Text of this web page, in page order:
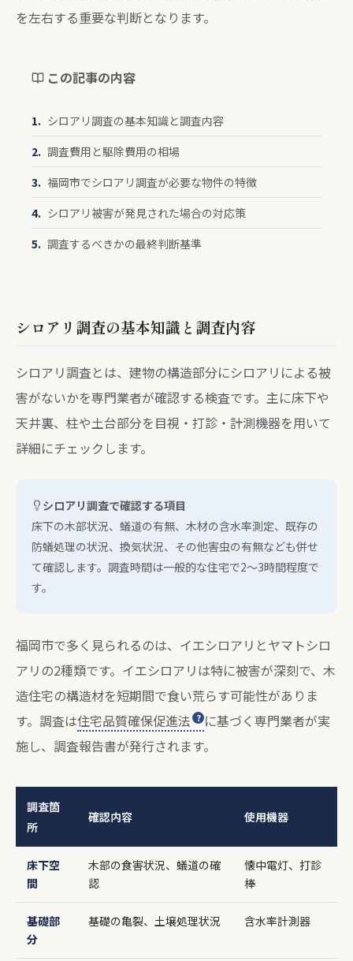
を左右する重要な判断となります。
この記事の内容
シロアリ調査の基本知識と調査内容
調査費用と駆除費用の相場
福岡市でシロアリ調査が必要な物件の特徴
シロアリ被害が発見された場合の対応策
調査するべきかの最終判断基準
シロアリ調査の基本知識と調査内容
シロアリ調査とは、建物の構造部分にシロアリによる被
害がないかを専門業者が確認する検査です。主に床下や
天井裏、柱や土台部分を目視・打診・計測機器を用いて
詳細にチェックします。
シロアリ調査で確認する項目
床下の木部状況、蟻道の有無、木材の含水率測定、既存の
防蟻処理の状況、換気状況、その他害虫の有無なども併せ
て確認します。調査時間は一般的な住宅で2〜3時間程度で
す。
福岡市で多く見られるのは、イエシロアリとヤマトシロ
アリの2種類です。イエシロアリは特に被害が深刻で、木
造住宅の構造材を短期間で食い荒らす可能性がありま
す。調査は住宅品質確保促進法
に基づく専門業者が実
施し、調査報告書が発行されます。
調査箇
所
確認内容 使用機器
床下空
間
木部の食害状況、蟻道の確
認
懐中電灯、打診
棒
基礎部
分
基礎の亀裂、土壌処理状況 含水率計測器